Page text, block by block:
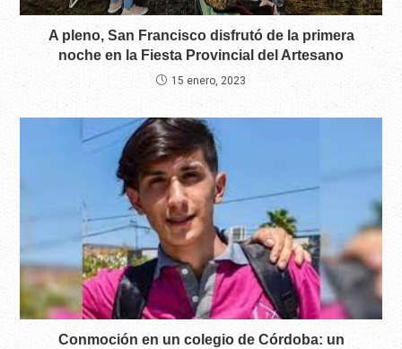
A pleno, San Francisco disfrutó de la primera
noche en la Fiesta Provincial del Artesano
15 enero, 2023
Conmoción en un colegio de Córdoba: un